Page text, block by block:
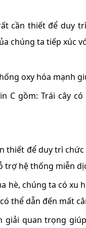
cần thiết để duy
chúng ta tiếp xúc
oxy hóa mạnh
C gồm: Trái cây
thiết để duy trì
trợ hệ thống miễn
hè, chúng ta có xu
thể dẫn đến mất
giải quan trọng